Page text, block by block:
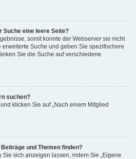
Suche eine leere Seite?
somit konnte der Webserver sie nicht
Suche und geben Sie spezifischere
Sie die Suche auf verschiedene
suchen?
klicken Sie auf „Nach einem Mitglied
und Themen finden?
Sie sich anzeigen lassen, indem Sie „Eigene